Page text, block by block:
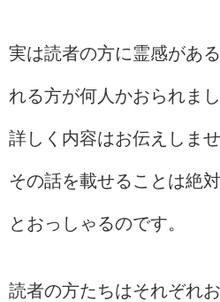
実は読者の方に霊感があ
れる方が何人かおられまし
詳しく内容はお伝えしま
その話を載せることは絶
とおっしゃるのです。
読者の方たちはそれぞれ